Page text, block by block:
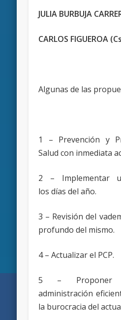
JULIA BURBUJA
CARLOS FIGUEROA
Algunas de las
1 – Prevención y
Salud con inmediata
2 – Implementar
los días del año.
3 – Revisión del
profundo del mismo.
4 – Actualizar el PCP.
5 – Proponer
administración
la burocracia del